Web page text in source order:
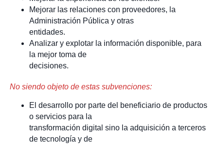
Mejorar las relaciones con proveedores, la
Administración Pública y otras
entidades.
Analizar y explotar la información disponible, para
la mejor toma de
decisiones.
No siendo objeto de estas subvenciones:
El desarrollo por parte del beneficiario de productos
o servicios para la
transformación digital sino la adquisición a terceros
de tecnología y de